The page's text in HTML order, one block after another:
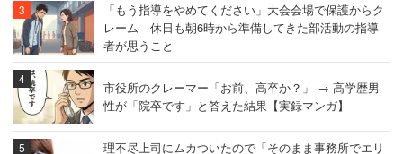
「もう指導をやめてください」大会会場で保護からク
レーム 休日も朝6時から準備してきた部活動の指導
者が思うこと
市役所のクレーマー「お前、高卒か？」 → 高学歴男
性が「院卒です」と答えた結果【実録マンガ】
理不尽上司にムカついたので「そのまま事務所でエリ